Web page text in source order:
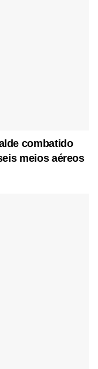
combatido
meios aéreos